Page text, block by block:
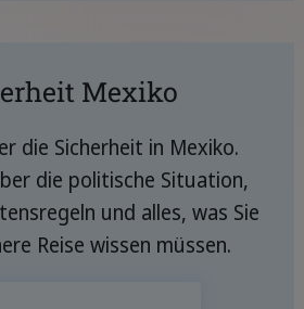
Mexiko
die Sicherheit in Mexiko.
die politische Situation,
und alles, was Sie
Reise wissen müssen.